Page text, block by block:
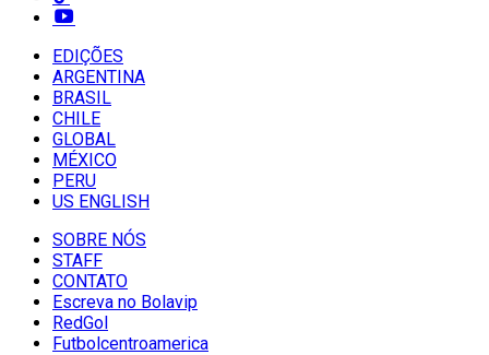
EDIÇÕES
ARGENTINA
BRASIL
CHILE
GLOBAL
MÉXICO
PERU
US ENGLISH
SOBRE NÓS
STAFF
CONTATO
Escreva no Bolavip
RedGol
Futbolcentroamerica